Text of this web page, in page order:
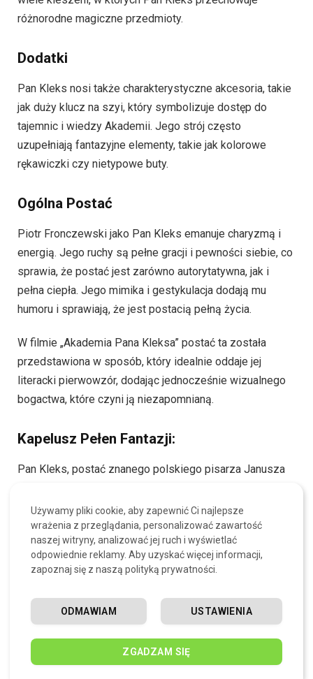
różnorodne magiczne przedmioty.
Dodatki
Pan Kleks nosi także charakterystyczne akcesoria, takie
jak duży klucz na szyi, który symbolizuje dostęp do
tajemnic i wiedzy Akademii. Jego strój często
uzupełniają fantazyjne elementy, takie jak kolorowe
rękawiczki czy nietypowe buty.
Ogólna Postać
Piotr Fronczewski jako Pan Kleks emanuje charyzmą i
energią. Jego ruchy są pełne gracji i pewności siebie, co
sprawia, że postać jest zarówno autorytatywna, jak i
pełna ciepła. Jego mimika i gestykulacja dodają mu
humoru i sprawiają, że jest postacią pełną życia.
W filmie „Akademia Pana Kleksa” postać ta została
przedstawiona w sposób, który idealnie oddaje jej
literacki pierwowzór, dodając jednocześnie wizualnego
bogactwa, które czyni ją niezapomnianą.
Kapelusz Pełen Fantazji:
Pan Kleks, postać znanego polskiego pisarza Janusza
kapeluszem. Kapelusz ten to prawdziwe arcydzieło,
ozdobione kwiatami, piórami i kokardami. Jego obłędne
kształty i intensywne kolory są odzwierciedleniem
bogactwa wyobraźni samego Pana Kleksa.
Kolorowa Suknia w Paski:
suknię w paski, sięgającą mu aż do kostek. Ta sukienka
Używamy pliki cookie, aby zapewnić Ci najlepsze
wrażenia z przeglądania, personalizować zawartość
naszej witryny, analizować jej ruch i wyświetlać
odpowiednie reklamy. Aby uzyskać więcej informacji,
zapoznaj się z naszą polityką prywatności.
ZGADZAM SIĘ
USTAWIENIA
ODMAWIAM